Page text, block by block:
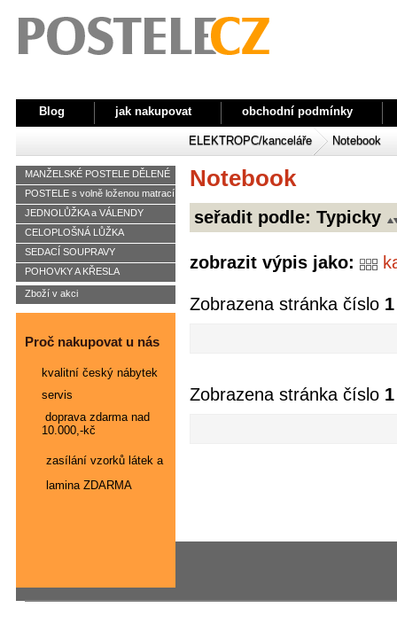
Blog jak nakupovat obchodní podmínky
ELEKTROPC/kanceláře Notebook
MANŽELSKÉ POSTELE DĚLENÉ
POSTELE s volně loženou matrací
JEDNOLŮŽKA a VÁLENDY
CELOPLOŠNÁ LŮŽKA
SEDACÍ SOUPRAVY
POHOVKY A KŘESLA
Zboží v akci
Proč nakupovat u nás
kvalitní český nábytek
servis
doprava zdarma nad
10.000,-kč
zasílání vzorků látek a
lamina ZDARMA
Notebook
seřadit podle: Typicky
zobrazit výpis jako:
Zobrazena stránka číslo 1
Zobrazena stránka číslo 1